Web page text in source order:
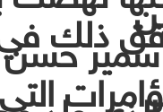
ذلكحسن